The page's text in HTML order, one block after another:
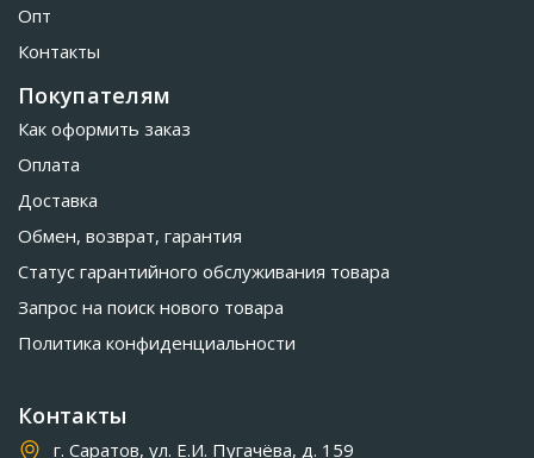
Опт
Контакты
Покупателям
Как оформить заказ
Оплата
Доставка
Обмен, возврат, гарантия
Статус гарантийного обслуживания товара
Запрос на поиск нового товара
Политика конфиденциальности
Контакты
г. Саратов, ул. Е.И. Пугачёва, д. 159